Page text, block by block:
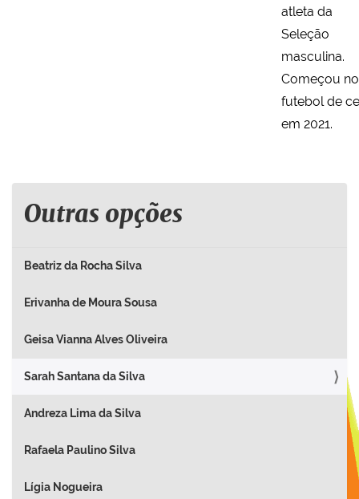
atleta da
Seleção
masculina.
Começou no
futebol de
em 2021.
Outras opções
Beatriz da Rocha Silva
Erivanha de Moura Sousa
Geisa Vianna Alves Oliveira
Sarah Santana da Silva
Andreza Lima da Silva
Rafaela Paulino Silva
Lígia Nogueira